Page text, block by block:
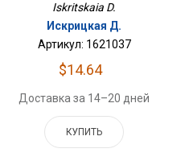
Iskritskaia D.
Искрицкая Д.
Артикул: 1621037
$14.64
Доставка за 14–20 дней
КУПИТЬ